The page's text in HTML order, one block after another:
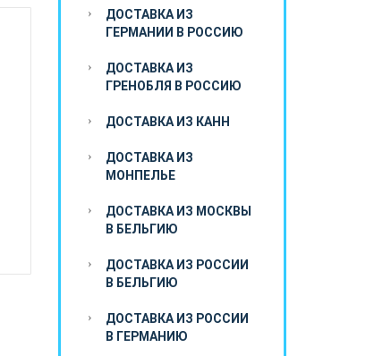
ДОСТАВКА ИЗ
ГЕРМАНИИ В РОССИЮ
ДОСТАВКА ИЗ
ГРЕНОБЛЯ В РОССИЮ
ДОСТАВКА ИЗ КАНН
ДОСТАВКА ИЗ
МОНПЕЛЬЕ
ДОСТАВКА ИЗ МОСКВЫ
В БЕЛЬГИЮ
ДОСТАВКА ИЗ РОССИИ
В БЕЛЬГИЮ
ДОСТАВКА ИЗ РОССИИ
В ГЕРМАНИЮ